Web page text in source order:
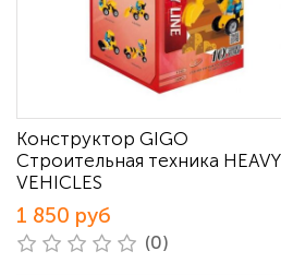
Конструктор GIGO
Строительная техника HEAVY
VEHICLES
1 850 руб
(0)